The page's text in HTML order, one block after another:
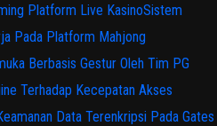
Platform Live KasinoSistem
Pada Platform Mahjong
Berbasis Gestur Oleh Tim PG
Terhadap Kecepatan Akses
Data Terenkripsi Pada Gates